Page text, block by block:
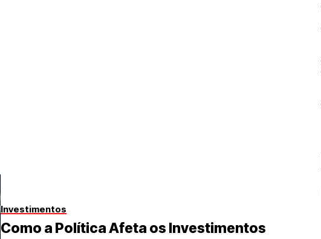
Investimentos
Como a Política Afeta os Investimentos